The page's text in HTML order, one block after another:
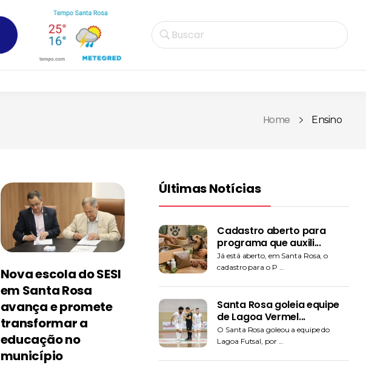
Buscar
Home Ensino
Nova escola do SESI
em Santa Rosa
avança e promete
transformar a
educação no
município
Últimas Notícias
Cadastro aberto para
programa que auxili...
Já está aberto, em Santa Rosa, o
cadastro para o P ...
Santa Rosa goleia equipe
de Lagoa Vermel...
O Santa Rosa goleou a equipe do
Lagoa Futsal, por ...